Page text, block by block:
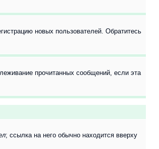
новых пользователей. Обратитесь
прочитанных сообщений, если эта
; ссылка на него обычно находится вверху